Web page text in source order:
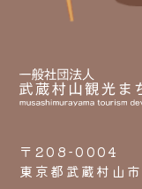
〒208-0004
東京都武蔵村山